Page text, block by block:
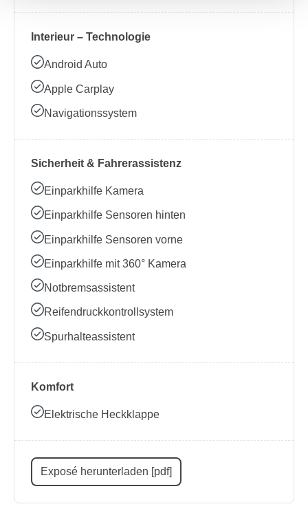
Interieur – Technologie
Android Auto
Apple Carplay
Navigationssystem
Sicherheit & Fahrerassistenz
Einparkhilfe Kamera
Einparkhilfe Sensoren hinten
Einparkhilfe Sensoren vorne
Einparkhilfe mit 360° Kamera
Notbremsassistent
Reifendruckkontrollsystem
Spurhalteassistent
Komfort
Elektrische Heckklappe
Exposé herunterladen [pdf]